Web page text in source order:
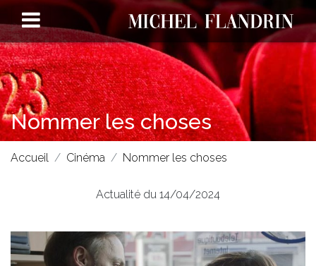
Nommer les choses
Accueil Cinéma Nommer les choses
Actualité du 14/04/2024